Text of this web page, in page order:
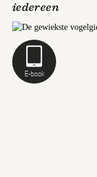
E-book
iedereen